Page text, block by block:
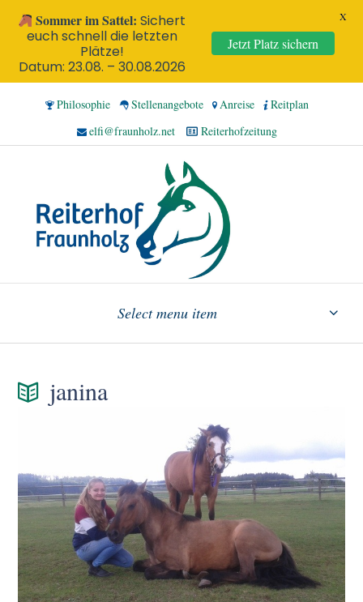
Philosophie Stellenangebote Anreise
Reitplan
elfi@fraunholz.net
Reiterhofzeitung
Select menu item
janina
Sommer im Sattel:Sichert
euch schnell die letzten
Plätze!
Datum: 23.08. – 30.08.2026
Jetzt Platz sichern
X